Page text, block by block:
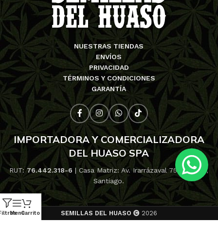
NUESTRAS TIENDAS
ENVÍOS
PRIVACIDAD
TÉRMINOS Y CONDICIONES
GARANTÍA
IMPORTADORA Y COMERCIALIZADORA
DEL HUASO SPA
RUT:76.442.318-6 | Casa Matriz: Av. Irarrázaval 753, Ñuñoa,
Santiago.
SEMILLAS DEL HUASO 2026
MenúCarrito